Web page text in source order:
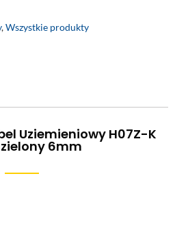
,Wszystkie produkty
Uziemieniowy H07Z-K
6mm